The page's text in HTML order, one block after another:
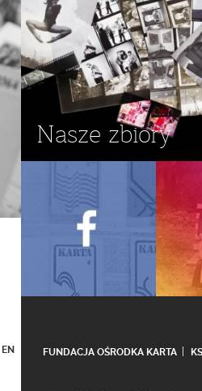
Nasze zbiory
EN FUNDACJA OŚRODKA KARTA